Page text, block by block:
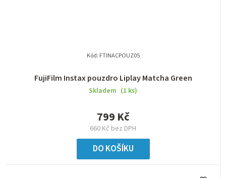
FujiFilm Instax pouzdro Liplay Matcha Green
Skladem (1 ks)
660 Kč bez DPH
799 Kč
DO KOŠÍKU
Kód: FTINACPOUZ05